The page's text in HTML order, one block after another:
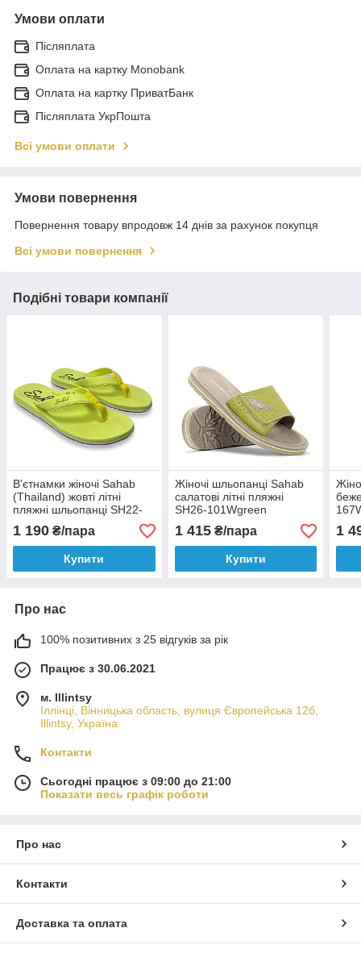
Умови оплати
Післяплата
Оплата на картку Monobank
Оплата на картку ПриватБанк
Післяплата УкрПошта
Всі умови оплати
Умови повернення
Повернення товару впродовж 14 днів за рахунок покупця
Всі умови повернення
Подібні товари компанії
В'єтнамки жіночі Sahab
(Thailand) жовті літні
пляжні шльопанці SH22-
1 190 ₴/пара
Купити
Жіночі шльопанці Sahab
салатові літні пляжні
SH26-101Wgreen
1 415₴/пара
Купити
1
Про нас
100% позитивних з 25 відгуків за рік
Працює з 30.06.2021
м. Illintsy
Іллінці, Вінницька область, вулиця Європейська 12б,
Illintsy, Україна
Контакти
Сьогодні працює з 09:00 до 21:00
Показати весь графік роботи
Про нас
Контакти
Доставка та оплата